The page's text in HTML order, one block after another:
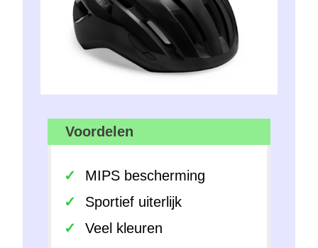
Voordelen
MIPS bescherming
Sportief uiterlijk
Veel kleuren